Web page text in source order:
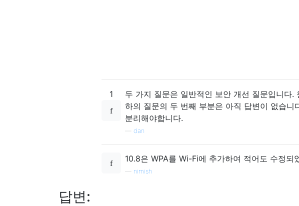
1
두 가지 질문은 일반적인 보안 개선 질문입니다
하의 질문의 두 번째 부분은 아직 답변이 없습
분리해야합니다.
dan
10.8은 WPA를 Wi-Fi에 추가하여 적어도 수정되
nimish
답변: